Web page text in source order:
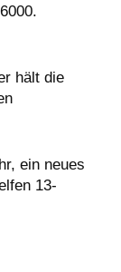
hält die
ein neues
13-